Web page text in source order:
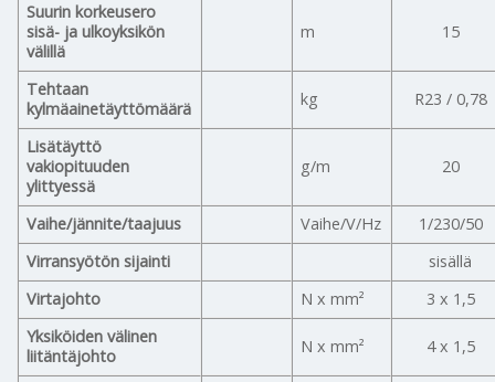
Suurin korkeusero
sisä- ja ulkoyksikön
välillä
m 15
Tehtaan
kylmäainetäyttömäärä
kg R23 / 0,78
Lisätäyttö
vakiopituuden
ylittyessä
g/m 20
Vaihe/jännite/taajuus Vaihe/V/Hz
1/230/50
Virransyötön sijainti
sisällä
Virtajohto
N x mm²
3 x 1,5
Yksiköiden välinen
liitäntäjohto
N x mm² 4 x 1,5